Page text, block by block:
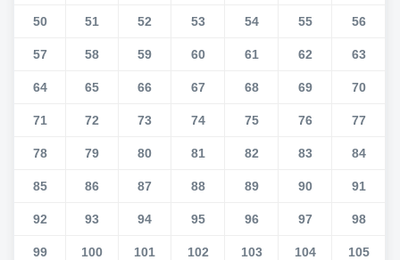
50 51 52 53 54 55 56
57 58 59 60 61 62 63
64 65 66 67 68 69 70
71 72 73 74 75 76 77
78 79 80 81 82 83 84
85 86 87 88 89 90 91
92 93 94 95 96 97 98
99 100 101 102 103 104 105